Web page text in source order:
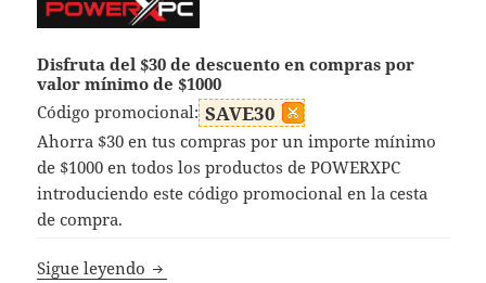
Disfruta del $30 de descuento en compras por
valor mínimo de $1000
Código promocional: SAVE30
Ahorra $30 en tus compras por un importe mínimo
de $1000 en todos los productos de POWERXPC
introduciendo este código promocional en la cesta
de compra.
Sigue leyendo Códigos Descuento POWERXPC